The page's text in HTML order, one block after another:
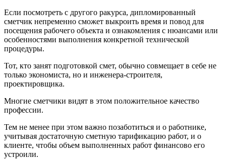
Если посмотреть с другого ракурса, дипломированный
сметчик непременно сможет выкроить время и повод для
посещения рабочего объекта и ознакомления с нюансами или
особенностями выполнения конкретной технической
процедуры.
Тот, кто занят подготовкой смет, обычно совмещает в себе не
только экономиста, но и инженера-строителя,
проектировщика.
Многие сметчики видят в этом положительное качество
профессии.
Тем не менее при этом важно позаботиться и о работнике,
учитывая достаточную сметную тарификацию работ, и о
клиенте, чтобы объем выполненных работ финансово его
устроили.